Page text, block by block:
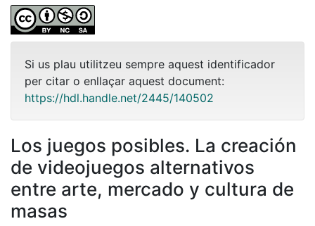
Si us plau utilitzeu sempre aquest identificador
per citar o enllaçar aquest document:
https://hdl.handle.net/2445/140502
Los juegos posibles. La creación
de videojuegos alternativos
entre arte, mercado y cultura de
masas